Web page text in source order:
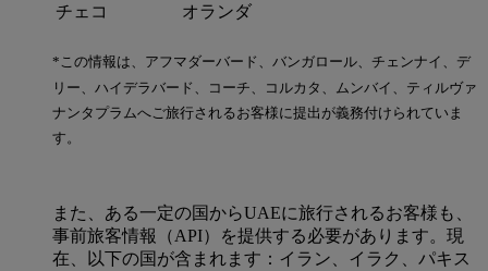
チェコ
オランダ
*この情報は、アフマダーバード、バンガロール、チェンナイ、デ
リー、ハイデラバード、コーチ、コルカタ、ムンバイ、ティルヴァ
ナンタプラムへご旅行されるお客様に提出が義務付けられていま
す。
また、ある一定の国からUAEに旅行されるお客様も、
事前旅客情報（API）を提供する必要があります。現
在、以下の国が含まれます：イラン、イラク、パキス